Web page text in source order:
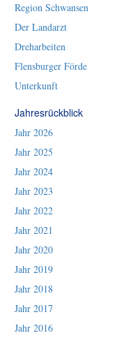
Region Schwansen
Der Landarzt
Dreharbeiten
Flensburger Förde
Unterkunft
Jahresrückblick
Jahr 2026
Jahr 2025
Jahr 2024
Jahr 2023
Jahr 2022
Jahr 2021
Jahr 2020
Jahr 2019
Jahr 2018
Jahr 2017
Jahr 2016